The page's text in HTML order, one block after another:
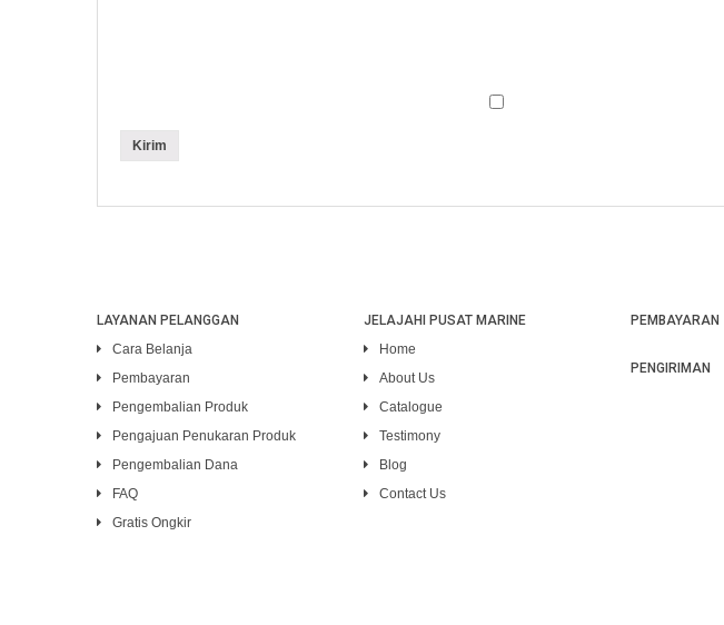
LAYANAN PELANGGAN
Cara Belanja
Pembayaran
Pengembalian Produk
Pengajuan Penukaran Produk
Pengembalian Dana
FAQ
Gratis Ongkir
JELAJAHI PUSAT MARINE
Home
About Us
Catalogue
Testimony
Blog
Contact Us
PEMBAYARAN
PENGIRIMAN